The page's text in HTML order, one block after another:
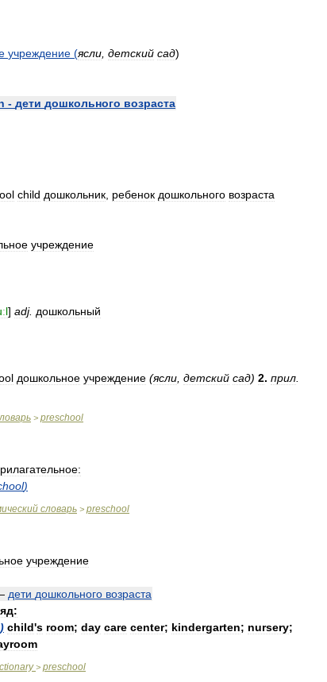
учреждение (ясли детский сад)
- дети дошкольного возраста
child дошкольник ребенок дошкольного возраста
учреждение
] adj. дошкольный
дошкольное учреждение (ясли детский сад) 2. прил
> preschool
)
словарь > preschool
учреждение
дети дошкольного возраста
) child's room; day care center; kindergarten; nursery;
> preschool